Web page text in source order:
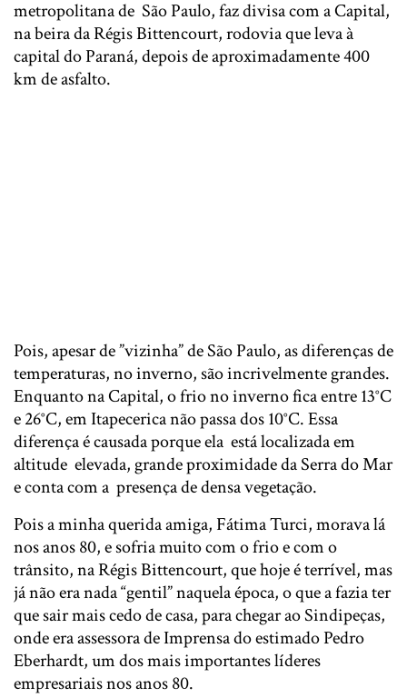
metropolitana de São Paulo, ​​faz divisa com a Capital,
na beira da Régis Bittencourt, rodovia que leva à
capital do Paraná, depois de aproximadamente 400
km de asfalto.​
Pois​, apesar de ​”​vizinha” de São Paulo, as diferenças de
temperaturas, no inverno, são incrivelmente grandes.
Enquanto ​n​a Capital, o frio no inverno fica entre 13°C
e 26°C, em Itapecerica não passa​ dos 10°C. Essa
diferença é causada porque ela está localizada em
altitude elevada, grande proximidade da Serra do Mar
e conta com a presença de densa vegetação.
Pois a minha querida amiga, Fátima Turci, morava lá
nos anos 80, e sofria muito com o frio e com o
trânsito, na Régis Bittencourt, que hoje é terrível, mas
já não era nada “gentil” naquela época, o que a fazia ter
que sair mais cedo de casa, para chegar ao Sindipeças,
onde era assessora de Imprensa do estimado Pedro
Eberhardt, um dos mais importantes líderes
empresariais nos anos 80.